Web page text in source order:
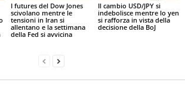
I futures del Dow Jones
scivolano mentre le
tensioni in Iran si
allentano e la settimana
della Fed si avvicina
Il cambio USD/JPY si
indebolisce mentre lo yen
si rafforza in vista della
decisione della BoJ